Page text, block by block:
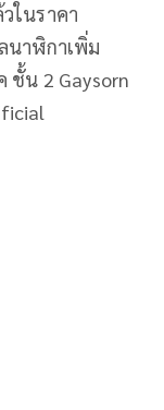
ในราคา
นาฬิกาเพิ่ม
ชั้น 2 Gaysorn